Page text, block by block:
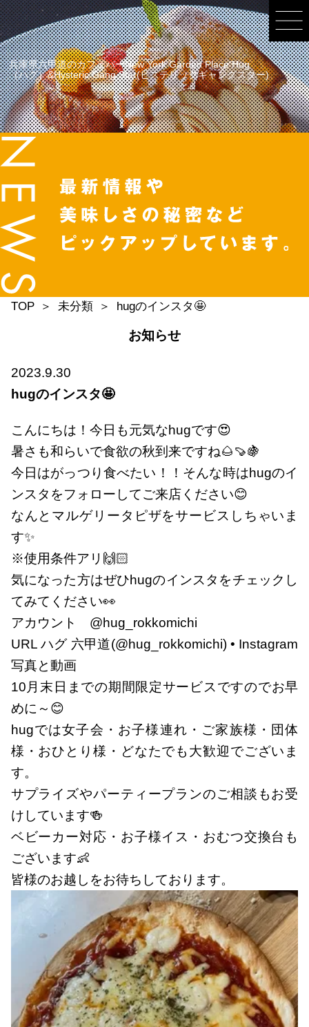
兵庫県六甲道のカフェバーNew York Garden Place Hug
（ハグ）&Hysteric Gang Star(ヒステリックギャングスター)
TOP 未分類 hugのインスタ🤩
お知らせ
2023.9.30
hugのインスタ🤩
こんにちは！今日も元気なhugです😍
暑さも和らいで食欲の秋到来ですね🌰🍠🍇
今日はがっつり食べたい！！そんな時はhugのイ
ンスタをフォローしてご来店ください😊
なんとマルゲリータピザをサービスしちゃいま
す✨
※使用条件アリ🙌🏻
気になった方はぜひhugのインスタをチェックし
てみてください👀
アカウント @hug_rokkomichi
URL ハグ 六甲道(@hug_rokkomichi) • Instagram
写真と動画
10月末日までの期間限定サービスですのでお早
めに～😊
hugでは女子会・お子様連れ・ご家族様・団体
様・おひとり様・どなたでも大歓迎でございま
す。
サプライズやパーティープランのご相談もお受
けしています🍻
ベビーカー対応・お子様イス・おむつ交換台も
ございます👶
皆様のお越しをお待ちしております。